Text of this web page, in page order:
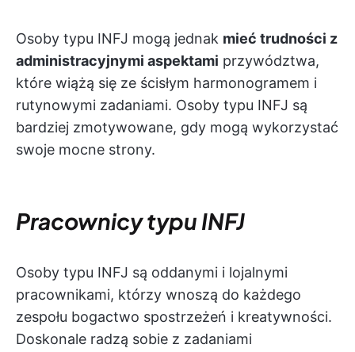
Osoby typu INFJ mogą jednak mieć trudności z
administracyjnymi aspektami przywództwa,
które wiążą się ze ścisłym harmonogramem i
rutynowymi zadaniami. Osoby typu INFJ są
bardziej zmotywowane, gdy mogą wykorzystać
swoje mocne strony.
Pracownicy typu INFJ
Osoby typu INFJ są oddanymi i lojalnymi
pracownikami, którzy wnoszą do każdego
zespołu bogactwo spostrzeżeń i kreatywności.
Doskonale radzą sobie z zadaniami